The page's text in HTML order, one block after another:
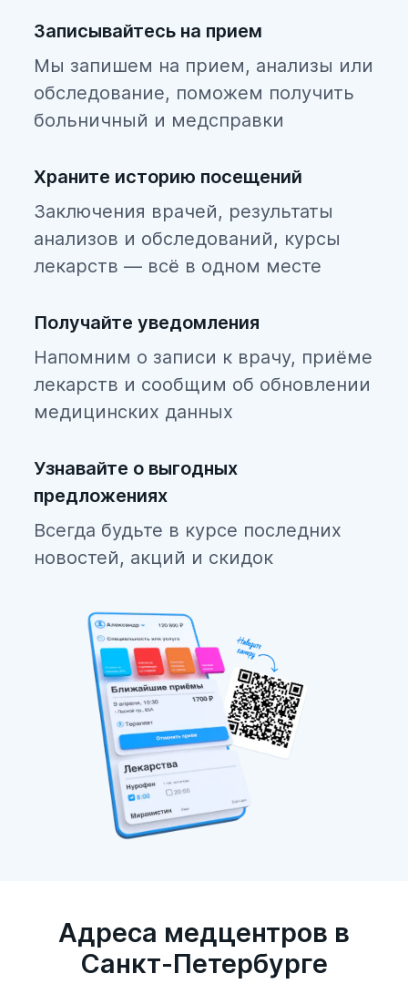
Записывайтесь на прием
Мы запишем на прием, анализы или
обследование, поможем получить
больничный и медсправки
Храните историю посещений
Заключения врачей, результаты
анализов и обследований, курсы
лекарств — всё в одном месте
Получайте уведомления
Напомним о записи к врачу, приёме
лекарств и сообщим об обновлении
медицинских данных
Узнавайте о выгодных
предложениях
Всегда будьте в курсе последних
новостей, акций и скидок
Адреса медцентров в
Санкт-Петербурге